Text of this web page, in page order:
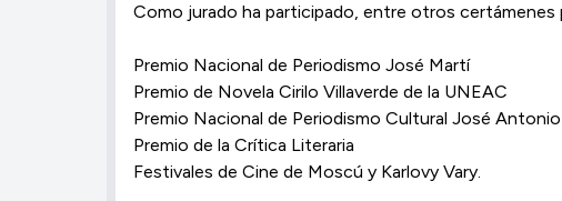
Como jurado ha participado, entre otros
Premio Nacional de Periodismo José Martí
Premio de Novela Cirilo Villaverde de la UNEAC
Premio Nacional de Periodismo Cultural José
Premio de la Crítica Literaria
Festivales de Cine de Moscú y Karlovy Vary.